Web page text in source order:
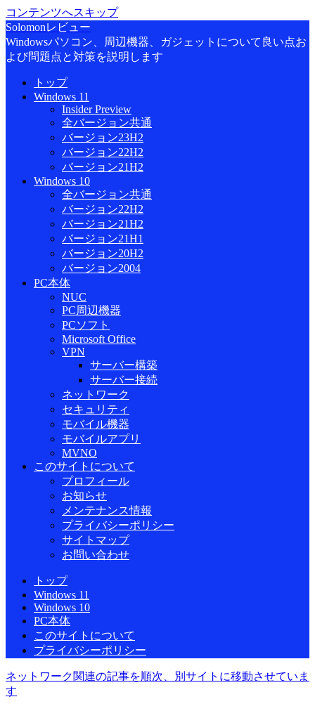
コンテンツへスキップ
Solomonレビュー
Windowsパソコン、周辺機器、ガジェットについて良い点お
よび問題点と対策を説明します
トップ
Windows 11
Insider Preview
全バージョン共通
バージョン23H2
バージョン22H2
バージョン21H2
Windows 10
全バージョン共通
バージョン22H2
バージョン21H2
バージョン21H1
バージョン20H2
バージョン2004
PC本体
NUC
PC周辺機器
PCソフト
Microsoft Office
VPN
サーバー構築
サーバー接続
ネットワーク
セキュリティ
モバイル機器
モバイルアプリ
MVNO
このサイトについて
プロフィール
お知らせ
メンテナンス情報
プライバシーポリシー
サイトマップ
お問い合わせ
トップ
Windows 11
Windows 10
PC本体
このサイトについて
プライバシーポリシー
ネットワーク関連の記事を順次、別サイトに移動させていま
す